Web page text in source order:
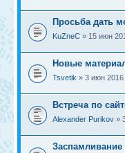
Просьба дать
KuZneC » 15 июн
Новые
Tsvetik » 3 июн
Встреча по
Alexander Purikov »